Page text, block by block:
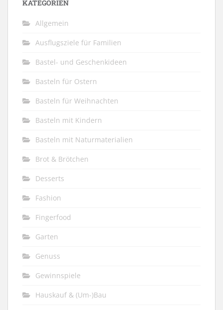
KATEGORIEN
Allgemein
Ausflugsziele für Familien
Bastel- und Geschenkideen
Basteln für Ostern
Basteln für Weihnachten
Basteln mit Kindern
Basteln mit Naturmaterialien
Brot & Brötchen
Desserts
Fashion
Fingerfood
Garten
Genuss
Gewinnspiele
Hauskauf & (Um-)Bau